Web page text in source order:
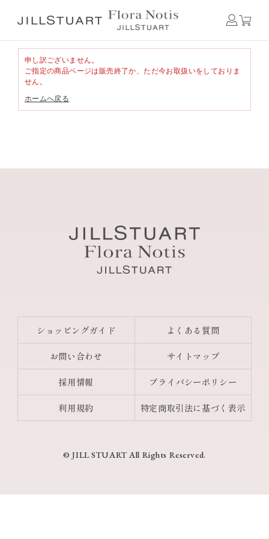
申し訳ございません。
ご指定の商品ページは販売終了か、ただ今お取扱いをしておりま
せん。
ホームへ戻る
ショッピングガイド よくある質問
お問い合わせ サイトマップ
採用情報 プライバシーポリシー
利用規約 特定商取引法に基づく表示
© JILL STUART All Rights Reserved.